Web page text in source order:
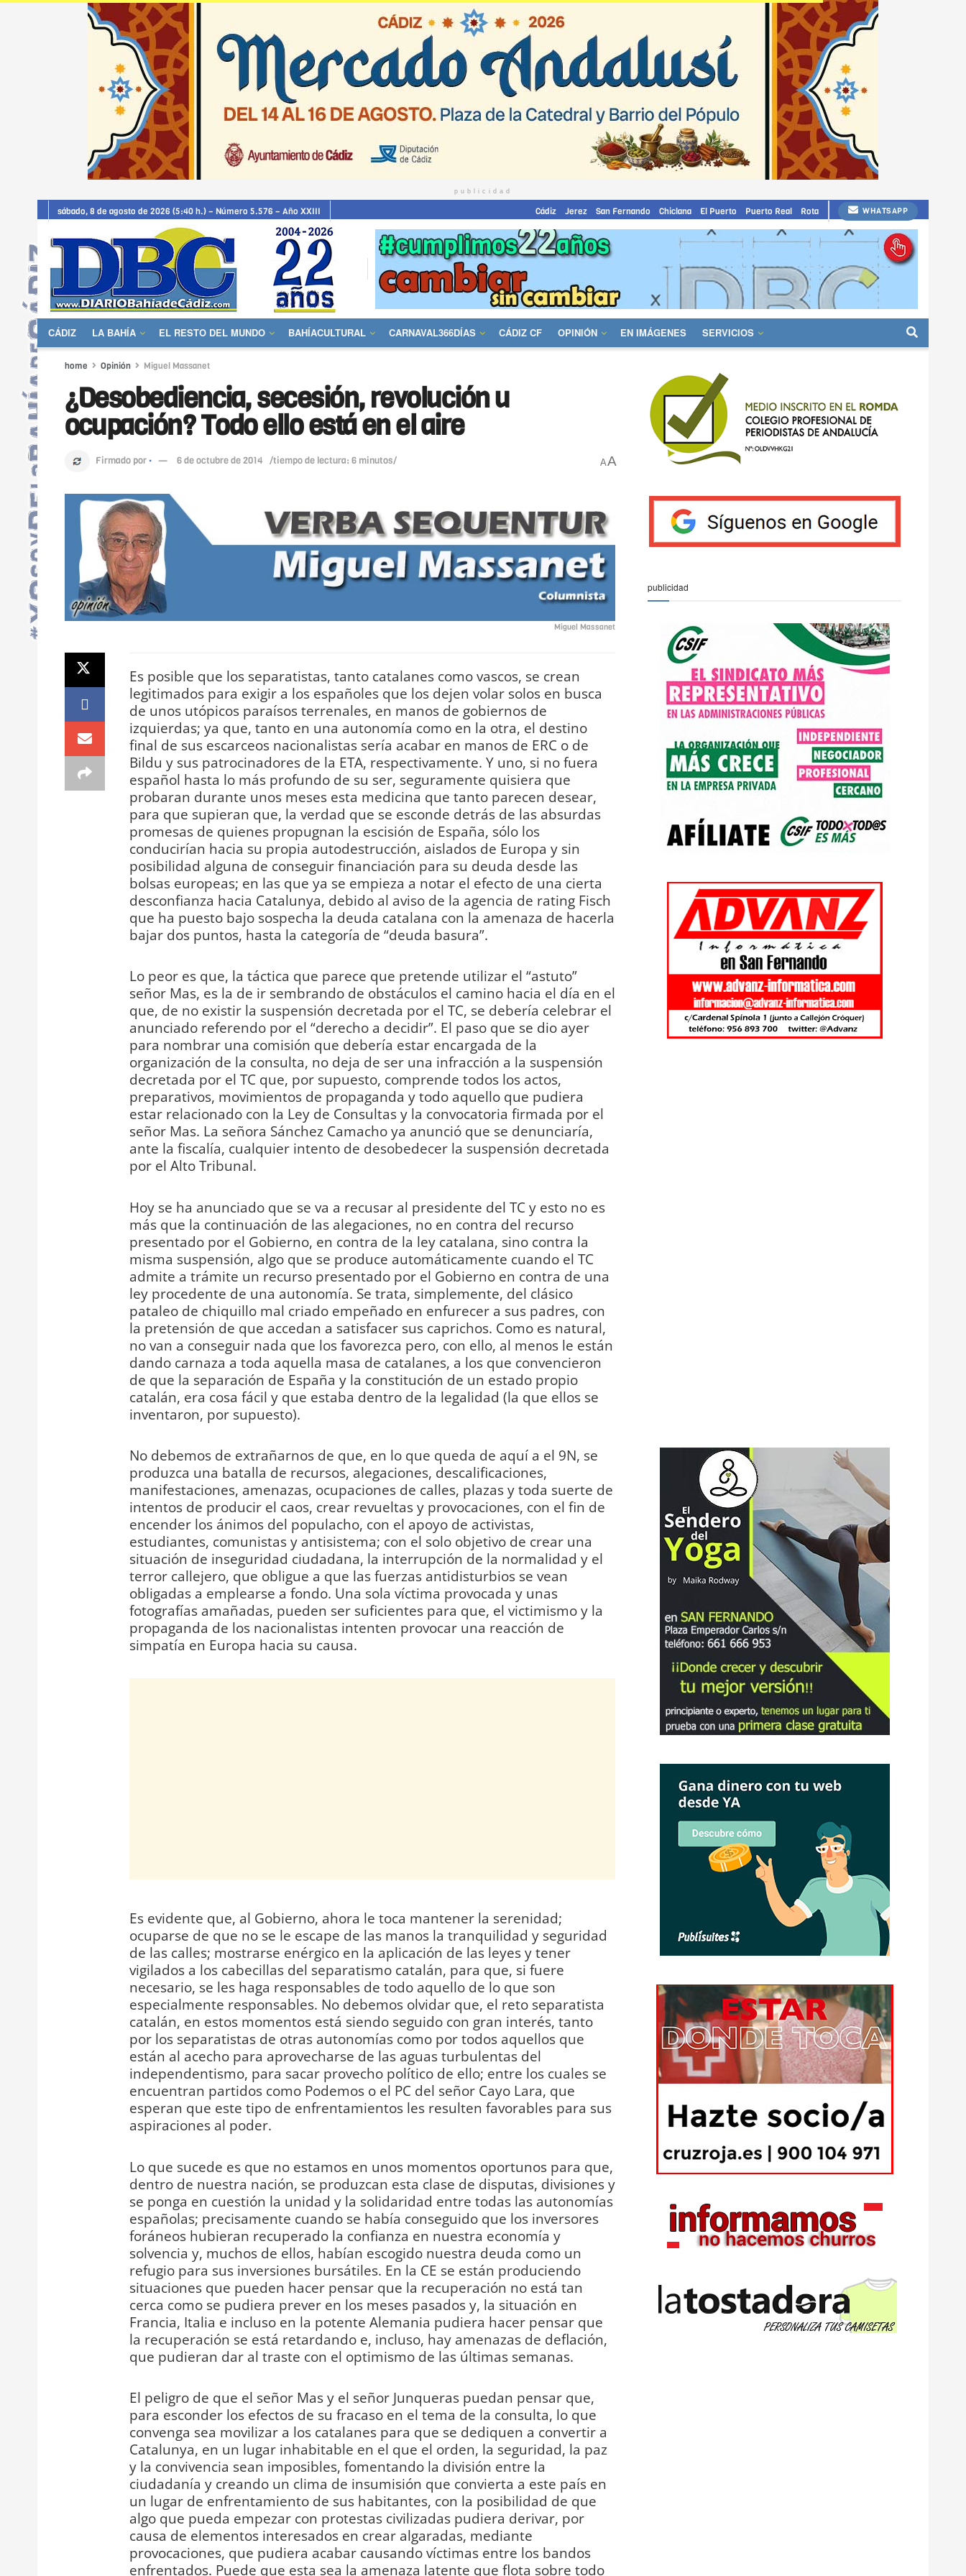
publicidad
sábado, 8 de agosto de 2026 (5:40 h.) – Número 5.576 – Año XXIII Cádiz Jerez San Fernando Chiclana El Puerto Puerto Real Rota WHATSAPP
CÁDIZ LA BAHÍA EL RESTO DEL MUNDO BAHÍACULTURAL CARNAVAL366DÍAS CÁDIZ CF OPINIÓN EN IMÁGENES SERVICIOS
home Opinión Miguel Massanet
¿Desobediencia, secesión, revolución u
ocupación? Todo ello está en el aire
Firmado por · 6 de octubre de 2014 /tiempo de lectura: 6 minutos/ AA
Miguel Massanet
Es posible que los separatistas, tanto catalanes como vascos, se crean
legitimados para exigir a los españoles que los dejen volar solos en busca
de unos utópicos paraísos terrenales, en manos de gobiernos de
izquierdas; ya que, tanto en una autonomía como en la otra, el destino
final de sus escarceos nacionalistas sería acabar en manos de ERC o de
Bildu y sus patrocinadores de la ETA, respectivamente. Y uno, si no fuera
español hasta lo más profundo de su ser, seguramente quisiera que
probaran durante unos meses esta medicina que tanto parecen desear,
para que supieran que, la verdad que se esconde detrás de las absurdas
promesas de quienes propugnan la escisión de España, sólo los
conducirían hacia su propia autodestrucción, aislados de Europa y sin
posibilidad alguna de conseguir financiación para su deuda desde las
bolsas europeas; en las que ya se empieza a notar el efecto de una cierta
desconfianza hacia Catalunya, debido al aviso de la agencia de rating Fisch
que ha puesto bajo sospecha la deuda catalana con la amenaza de hacerla
bajar dos puntos, hasta la categoría de “deuda basura”.
Lo peor es que, la táctica que parece que pretende utilizar el “astuto”
señor Mas, es la de ir sembrando de obstáculos el camino hacia el día en el
que, de no existir la suspensión decretada por el TC, se debería celebrar el
anunciado referendo por el “derecho a decidir”. El paso que se dio ayer
para nombrar una comisión que debería estar encargada de la
organización de la consulta, no deja de ser una infracción a la suspensión
decretada por el TC que, por supuesto, comprende todos los actos,
preparativos, movimientos de propaganda y todo aquello que pudiera
estar relacionado con la Ley de Consultas y la convocatoria firmada por el
señor Mas. La señora Sánchez Camacho ya anunció que se denunciaría,
ante la fiscalía, cualquier intento de desobedecer la suspensión decretada
por el Alto Tribunal.
Hoy se ha anunciado que se va a recusar al presidente del TC y esto no es
más que la continuación de las alegaciones, no en contra del recurso
presentado por el Gobierno, en contra de la ley catalana, sino contra la
misma suspensión, algo que se produce automáticamente cuando el TC
admite a trámite un recurso presentado por el Gobierno en contra de una
ley procedente de una autonomía. Se trata, simplemente, del clásico
pataleo de chiquillo mal criado empeñado en enfurecer a sus padres, con
la pretensión de que accedan a satisfacer sus caprichos. Como es natural,
no van a conseguir nada que los favorezca pero, con ello, al menos le están
dando carnaza a toda aquella masa de catalanes, a los que convencieron
de que la separación de España y la constitución de un estado propio
catalán, era cosa fácil y que estaba dentro de la legalidad (la que ellos se
inventaron, por supuesto).
No debemos de extrañarnos de que, en lo que queda de aquí a el 9N, se
produzca una batalla de recursos, alegaciones, descalificaciones,
manifestaciones, amenazas, ocupaciones de calles, plazas y toda suerte de
intentos de producir el caos, crear revueltas y provocaciones, con el fin de
encender los ánimos del populacho, con el apoyo de activistas,
estudiantes, comunistas y antisistema; con el solo objetivo de crear una
situación de inseguridad ciudadana, la interrupción de la normalidad y el
terror callejero, que obligue a que las fuerzas antidisturbios se vean
obligadas a emplearse a fondo. Una sola víctima provocada y unas
fotografías amañadas, pueden ser suficientes para que, el victimismo y la
propaganda de los nacionalistas intenten provocar una reacción de
simpatía en Europa hacia su causa.
Es evidente que, al Gobierno, ahora le toca mantener la serenidad;
ocuparse de que no se le escape de las manos la tranquilidad y seguridad
de las calles; mostrarse enérgico en la aplicación de las leyes y tener
vigilados a los cabecillas del separatismo catalán, para que, si fuere
necesario, se les haga responsables de todo aquello de lo que son
especialmente responsables. No debemos olvidar que, el reto separatista
catalán, en estos momentos está siendo seguido con gran interés, tanto
por los separatistas de otras autonomías como por todos aquellos que
están al acecho para aprovecharse de las aguas turbulentas del
independentismo, para sacar provecho político de ello; entre los cuales se
encuentran partidos como Podemos o el PC del señor Cayo Lara, que
esperan que este tipo de enfrentamientos les resulten favorables para sus
aspiraciones al poder.
Lo que sucede es que no estamos en unos momentos oportunos para que,
dentro de nuestra nación, se produzcan esta clase de disputas, divisiones y
se ponga en cuestión la unidad y la solidaridad entre todas las autonomías
españolas; precisamente cuando se había conseguido que los inversores
foráneos hubieran recuperado la confianza en nuestra economía y
solvencia y, muchos de ellos, habían escogido nuestra deuda como un
refugio para sus inversiones bursátiles. En la CE se están produciendo
situaciones que pueden hacer pensar que la recuperación no está tan
cerca como se pudiera prever en los meses pasados y, la situación en
Francia, Italia e incluso en la potente Alemania pudiera hacer pensar que
la recuperación se está retardando e, incluso, hay amenazas de deflación,
que pudieran dar al traste con el optimismo de las últimas semanas.
El peligro de que el señor Mas y el señor Junqueras puedan pensar que,
para esconder los efectos de su fracaso en el tema de la consulta, lo que
convenga sea movilizar a los catalanes para que se dediquen a convertir a
Catalunya, en un lugar inhabitable en el que el orden, la seguridad, la paz
y la convivencia sean imposibles, fomentando la división entre la
ciudadanía y creando un clima de insumisión que convierta a este país en
un lugar de enfrentamiento de sus habitantes, con la posibilidad de que
algo que pueda empezar con protestas civilizadas pudiera derivar, por
causa de elementos interesados en crear algaradas, mediante
provocaciones, que pudiera acabar causando víctimas entre los bandos
enfrentados. Puede que esta sea la amenaza latente que flota sobre todo
publicidad